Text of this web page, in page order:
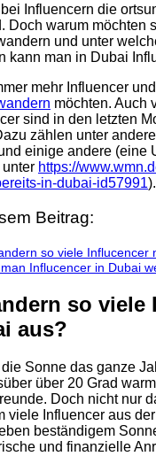
Influencern die
Doch warum möchten
und unter
kann man in Dubai
mehr Influencer
möchten. Auch
sind in den letzten
zählen unter
einige andere (eine
https://
in-dubai-id57991).
Beitrag:
so viele Influcencer
Influcencer in Dubai
so viele
aus?
die Sonne das ganze
über 20 Grad
Doch nicht nur
viele Influencer aus
beständigem
und finanzielle